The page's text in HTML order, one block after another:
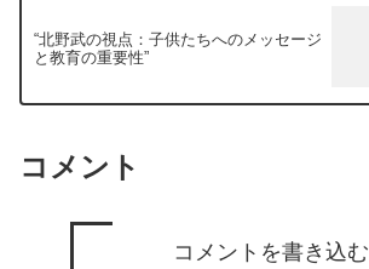
“北野武の視点：子供たちへのメッセージ
と教育の重要性”
コメント
コメントを書き込む